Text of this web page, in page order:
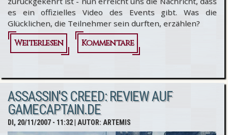
es ein offizielles Video des Events gibt. Was die
Glücklichen, die Teilnehmer sein durften, erzählen?
Weiterlesen
über
Creed:
Video des
Community
Events bei
Kommentare
ASSASSIN'S CREED: REVIEW AUF
GAMECAPTAIN.DE
DI, 20/11/2007 - 11:32| AUTOR: ARTEMIS